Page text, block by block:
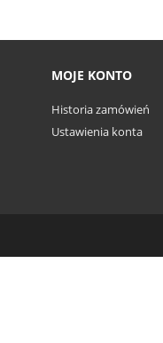
MOJE KONTO
Historia zamówień
Ustawienia konta